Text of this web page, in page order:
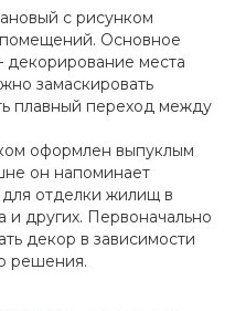
с рисунком
Основное
декорирование места
замаскировать
плавный переход между
оформлен выпуклым
он напоминает
отделки жилищ в
и других. Первоначально
декор в зависимости
решения.